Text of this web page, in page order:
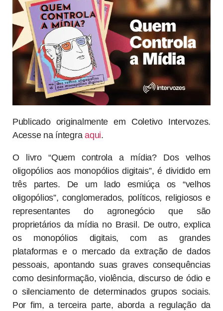
Publicado originalmente em Coletivo Intervozes.
Acesse na íntegraaqui.
O livro “Quem controla a mídia? Dos velhos
oligopólios aos monopólios digitais”, é dividido em
três partes. De um lado esmiúça os “velhos
oligopólios”, conglomerados, políticos, religiosos e
representantes do agronegócio que são
proprietários da mídia no Brasil. De outro, explica
os monopólios digitais, com as grandes
plataformas e o mercado da extração de dados
pessoais, apontando suas graves consequências
como desinformação, violência, discurso de ódio e
o silenciamento de determinados grupos sociais.
Por fim, a terceira parte, aborda a regulação da